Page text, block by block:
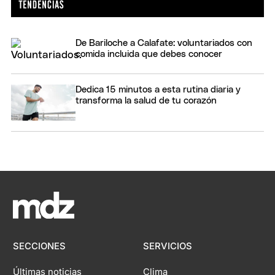
De Bariloche a Calafate: voluntariados con
comida incluida que debes conocer
Dedica 15 minutos a esta rutina diaria y
transforma la salud de tu corazón
SECCIONES
Últimas noticias
SERVICIOS
Clima